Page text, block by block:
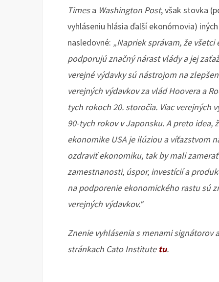
Timesa Washington Post, však stovka
vyhláseniu hlásia ďalší ekonómovia)
nasledovné: „Napriek správam, že
podporujú značný nárast vlády a jej
verejné výdavky sú nástrojom na
verejných výdavkov za vlád Hoovera a
tych rokoch 20. storočia. Viac verejných
90-tych rokov v Japonsku. A preto idea,
ekonomike USA je ilúziou a víťazstvom
ozdraviť ekonomiku, tak by mali
zamestnanosti, úspor, investícií a
na podporenie ekonomického rastu sú
verejných výdavkov.“
Znenie vyhlásenia s menami signátorov
stránkach Cato Institute tu.